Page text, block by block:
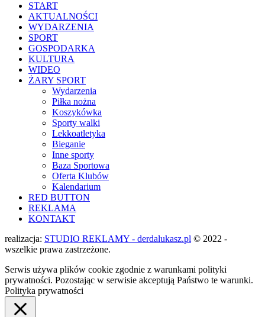
START
AKTUALNOŚCI
WYDARZENIA
SPORT
GOSPODARKA
KULTURA
WIDEO
ŻARY SPORT
Wydarzenia
Piłka nożna
Koszykówka
Sporty walki
Lekkoatletyka
Bieganie
Inne sporty
Baza Sportowa
Oferta Klubów
Kalendarium
RED BUTTON
REKLAMA
KONTAKT
realizacja: STUDIO REKLAMY - derdalukasz.pl © 2022 -
wszelkie prawa zastrzeżone.
Serwis używa plików cookie zgodnie z warunkami polityki
prywatności. Pozostając w serwisie akceptują Państwo te warunki.
Polityka prywatności